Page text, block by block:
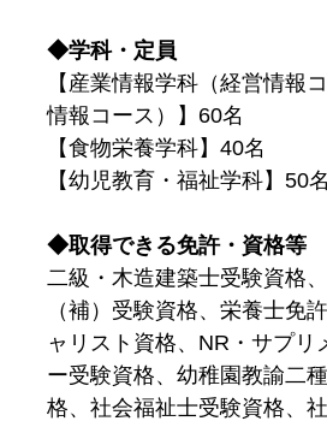
◆学科・定員
【産業情報学科（経営情報
情報コース）】60名
【食物栄養学科】40名
【幼児教育・福祉学科】50名
◆取得できる免許・資格等
二級・木造建築士受験資格
（補）受験資格、栄養士免
ャリスト資格、NR・サプリ
ー受験資格、幼稚園教諭二
格、社会福祉士受験資格、